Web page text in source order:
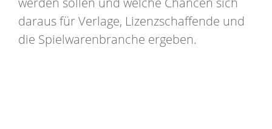
daraus für Verlage, Lizenzschaffende und
die Spielwarenbranche ergeben.